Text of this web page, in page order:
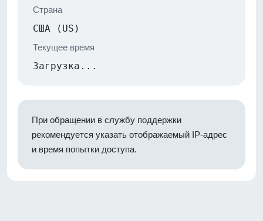
Страна
США (US)
Текущее время
Загрузка...
При обращении в службу поддержки
рекомендуется указать отображаемый IP-адрес
и время попытки доступа.